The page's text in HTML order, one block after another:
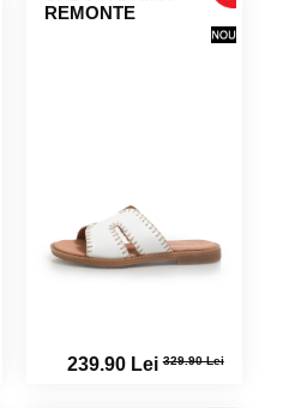
REMONTE
239.90 Lei329.90 Lei